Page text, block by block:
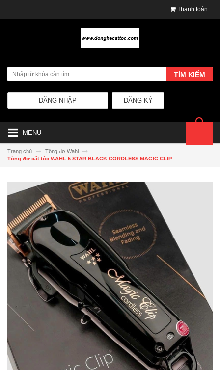
Thanh toán
TÌM KIẾM
ĐĂNG KÝ
ĐĂNG NHẬP
MENU
Trang chủ
Tông đơ Wahl
Tông đơ cắt tóc WAHL 5 STAR BLACK CORDLESS MAGIC CLIP